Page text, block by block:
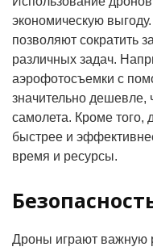
экономическую
позволяют сократить
различных задач.
аэрофотосъемки с
значительно дешевле,
самолета. Кроме того,
быстрее и
время и ресурсы.
Дроны играют важную